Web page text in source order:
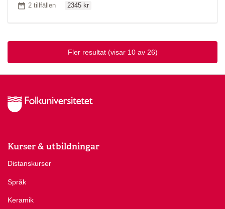
Antal tillfällen
2 tillfällen 2345 kr
Fler resultat (visar 10 av 26)
Kurser & utbildningar
Distanskurser
Språk
Keramik